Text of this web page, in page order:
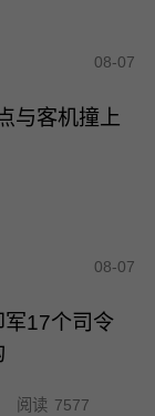
08-07
与客机撞上
08-07
军17个司令
阅读 7577